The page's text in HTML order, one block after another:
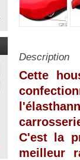
Description
Cette
C'est la
meilleur